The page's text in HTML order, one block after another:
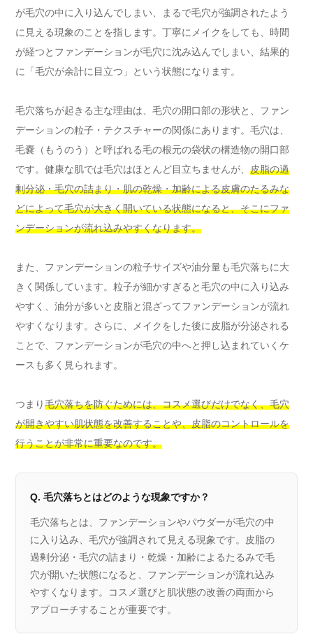
が毛穴の中に入り込んでしまい、まるで毛穴が強調されたよう
に見える現象のことを指します。丁寧にメイクをしても、時間
が経つとファンデーションが毛穴に沈み込んでしまい、結果的
に「毛穴が余計に目立つ」という状態になります。
毛穴落ちが起きる主な理由は、毛穴の開口部の形状と、ファン
デーションの粒子・テクスチャーの関係にあります。毛穴は、
毛嚢（もうのう）と呼ばれる毛の根元の袋状の構造物の開口部
です。健康な肌では毛穴はほとんど目立ちませんが、 皮脂の過
剰分泌・毛穴の詰まり・肌の乾燥・加齢による皮膚のたるみな
どによって毛穴が大きく開いている状態になると、そこにファ
ンデーションが流れ込みやすくなります。
また、ファンデーションの粒子サイズや油分量も毛穴落ちに大
きく関係しています。粒子が細かすぎると毛穴の中に入り込み
やすく、油分が多いと皮脂と混ざってファンデーションが流れ
やすくなります。さらに、メイクをした後に皮脂が分泌される
ことで、ファンデーションが毛穴の中へと押し込まれていくケ
ースも多く見られます。
つまり毛穴落ちを防ぐためには、コスメ選びだけでなく、毛穴
が開きやすい肌状態を改善することや、皮脂のコントロールを
行うことが非常に重要なのです。
Q. 毛穴落ちとはどのような現象ですか？
毛穴落ちとは、ファンデーションやパウダーが毛穴の中
に入り込み、毛穴が強調されて見える現象です。皮脂の
過剰分泌・毛穴の詰まり・乾燥・加齢によるたるみで毛
穴が開いた状態になると、ファンデーションが流れ込み
やすくなります。コスメ選びと肌状態の改善の両面から
アプローチすることが重要です。